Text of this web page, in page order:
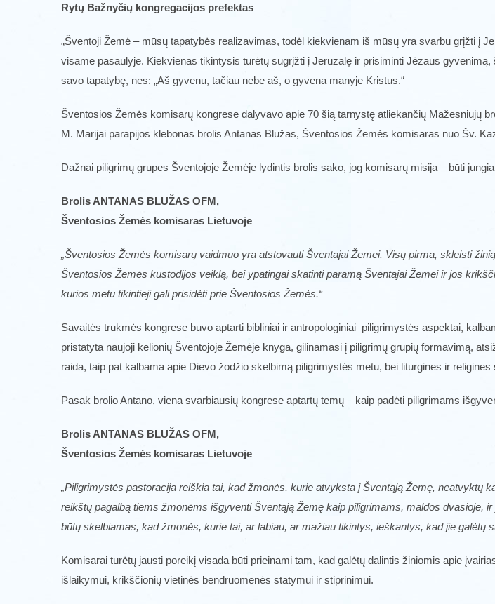
Rytų Bažnyčių kongregacijos prefektas
„Šventoji Žemė – mūsų tapatybės realizavimas, todėl kiekvienam iš mūsų yra svarbu grįžti į
visame pasaulyje. Kiekvienas tikintysis turėtų sugrįžti į Jeruzalę ir prisiminti Jėzaus
savo tapatybę, nes: „Aš gyvenu, tačiau nebe aš, o gyvena manyje Kristus.“
Šventosios Žemės komisarų kongrese dalyvavo apie 70 šią tarnystę atliekančių Mažesniujų
M. Marijai parapijos klebonas brolis Antanas Blužas, Šventosios Žemės komisaras nuo Šv.
Dažnai piligrimų grupes Šventojoje Žemėje lydintis brolis sako, jog komisarų misija – būti
Brolis ANTANAS BLUŽAS OFM,
Šventosios Žemės komisaras Lietuvoje
„Šventosios Žemės komisarų vaidmuo yra atstovauti Šventajai Žemei. Visų pirma, skleisti
Šventosios Žemės kustodijos veiklą, bei ypatingai skatinti paramą Šventajai Žemei ir jos
kurios metu tikintieji gali prisidėti prie Šventosios Žemės.“
Savaitės trukmės kongrese buvo aptarti bibliniai ir antropologiniai piligrimystės aspektai,
pristatyta naujoji kelionių Šventojoje Žemėje knyga, gilinamasi į piligrimų grupių formavimą,
raida, taip pat kalbama apie Dievo žodžio skelbimą piligrimystės metu, bei liturgines ir
Pasak brolio Antano, viena svarbiausių kongrese aptartų temų – kaip padėti piligrimams
Brolis ANTANAS BLUŽAS OFM,
Šventosios Žemės komisaras Lietuvoje
„Piligrimystės pastoracija reiškia tai, kad žmonės, kurie atvyksta į Šventąją Žemę, neatvyktų
reikštų pagalbą tiems žmonėms išgyventi Šventąją Žemę kaip piligrimams, maldos dvasioje,
būtų skelbiamas, kad žmonės, kurie tai, ar labiau, ar mažiau tikintys, ieškantys, kad jie galėtų
Komisarai turėtų jausti poreikį visada būti prieinami tam, kad galėtų dalintis žiniomis apie
išlaikymui, krikščionių vietinės bendruomenės statymui ir stiprinimui.